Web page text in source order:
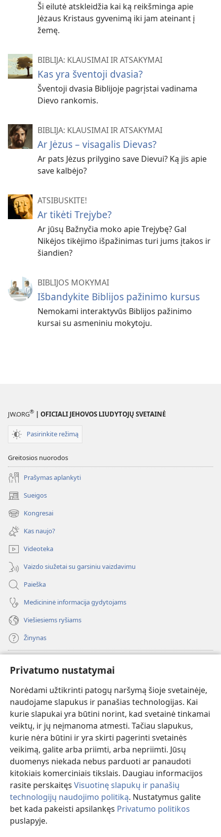
Privatumo nustatymai
Norėdami užtikrinti patogų naršymą šioje svetainėje,
naudojame slapukus ir panašias technologijas. Kai
kurie slapukai yra būtini norint, kad svetainė tinkamai
veiktų, ir jų neįmanoma atmesti. Tačiau slapukus,
kurie nėra būtini ir yra skirti pagerinti svetainės
veikimą, galite arba priimti, arba nepriimti. Jūsų
duomenys niekada nebus parduoti ar panaudoti
kitokiais komerciniais tikslais. Daugiau informacijos
rasite perskaitęs Visuotinę slapukų ir panašių
technologijų naudojimo politiką. Nustatymus galite
bet kada pakeisti apsilankęs Privatumo politikos
puslapyje.
Ši eilutė atskleidžia kai ką reikšminga apie
Jėzaus Kristaus gyvenimą iki jam ateinant į
žemę.
BIBLIJA: KLAUSIMAI IR ATSAKYMAI
Kas yra šventoji dvasia?
Šventoji dvasia Biblijoje pagrįstai vadinama
Dievo rankomis.
BIBLIJA: KLAUSIMAI IR ATSAKYMAI
Ar Jėzus – visagalis Dievas?
Ar pats Jėzus prilygino save Dievui? Ką jis apie
save kalbėjo?
ATSIBUSKITE!
Ar tikėti Trejybe?
Ar jūsų Bažnyčia moko apie Trejybę? Gal
Nikėjos tikėjimo išpažinimas turi jums įtakos ir
šiandien?
BIBLIJOS MOKYMAI
Išbandykite Biblijos pažinimo kursus
Nemokami interaktyvūs Biblijos pažinimo
kursai su asmeniniu mokytoju.
JW.ORG® | OFICIALI JEHOVOS LIUDYTOJŲ SVETAINĖ
Pasirinkite režimą
Greitosios nuorodos
Prašymas aplankyti
Sueigos
(atsiveria
naujas
langas)
Kongresai
(atsiveria
naujas
langas)
Kas naujo?
Videoteka
Vaizdo siužetai su garsiniu vaizdavimu
Paieška
Medicininė informacija gydytojams
Viešiesiems ryšiams
Žinynas
(atsiveria
naujas
langas)Sargybos bokšto INTERNETINĖ BIBLIOTEKA
(atsiveria
naujas
langas)JW Hub ®
(atsiveria
naujas
langas)JW Library
Watchtower Library
Copyright© 2026 Watch Tower Bible and Tract Society of Pennsylvania.
NAUDOJIMOSI SVETAINE SĄLYGOS